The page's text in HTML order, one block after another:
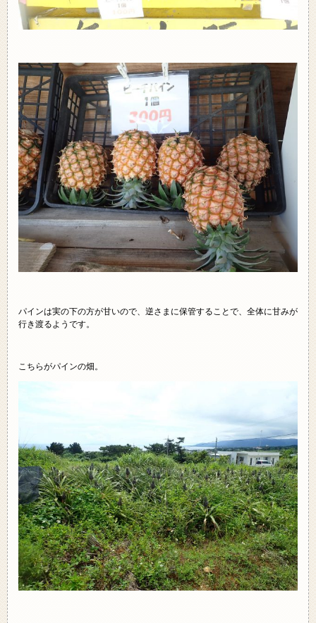
パインは実の下の方が甘いので、逆さまに保管することで、全体に甘みが
行き渡るようです。
こちらがパインの畑。